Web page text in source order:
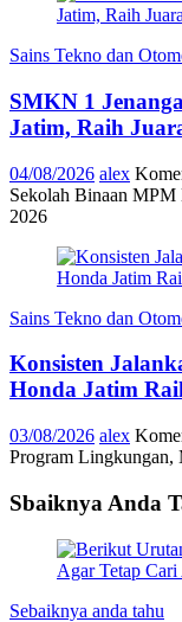
Sains Tekno dan
SMKN 1
Jatim, Raih
04/08/2026 alex
Sekolah Binaan MPM
2026
Sains Tekno dan
Konsisten
Honda Jatim
03/08/2026 alex
Program Lingkungan,
Sbaiknya Anda
Sebaiknya anda tahu